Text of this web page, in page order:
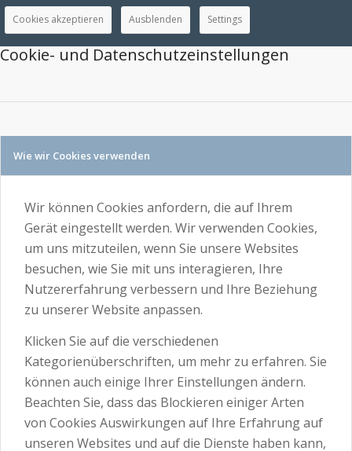
Cookies akzeptieren Ausblenden Settings
Cookie- und Datenschutzeinstellungen
Wie wir Cookies verwenden
Wir können Cookies anfordern, die auf Ihrem
Gerät eingestellt werden. Wir verwenden Cookies,
um uns mitzuteilen, wenn Sie unsere Websites
besuchen, wie Sie mit uns interagieren, Ihre
Nutzererfahrung verbessern und Ihre Beziehung
zu unserer Website anpassen.
Klicken Sie auf die verschiedenen
Kategorienüberschriften, um mehr zu erfahren. Sie
können auch einige Ihrer Einstellungen ändern.
Beachten Sie, dass das Blockieren einiger Arten
von Cookies Auswirkungen auf Ihre Erfahrung auf
unseren Websites und auf die Dienste haben kann,